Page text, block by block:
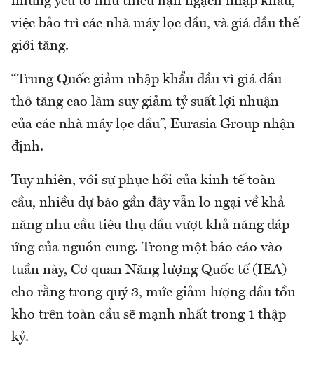
việc bảo trì các nhà máy lọc dầu, và giá dầu thế
giới tăng.
“Trung Quốc giảm nhập khẩu dầu vì giá dầu
thô tăng cao làm suy giảm tỷ suất lợi nhuận
của các nhà máy lọc dầu”, Eurasia Group nhận
định.
Tuy nhiên, với sự phục hồi của kinh tế toàn
cầu, nhiều dự báo gần đây vẫn lo ngại về khả
năng nhu cầu tiêu thụ dầu vượt khả năng đáp
ứng của nguồn cung. Trong một báo cáo vào
tuần này, Cơ quan Năng lượng Quốc tế (IEA)
cho rằng trong quý 3, mức giảm lượng dầu tồn
kho trên toàn cầu sẽ mạnh nhất trong 1 thập
kỷ.